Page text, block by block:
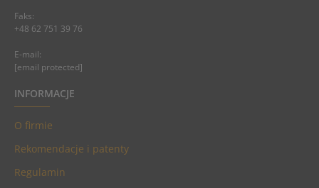
Faks:
+48 62 751 39 76
E-mail:
[email protected]
INFORMACJE
O firmie
Rekomendacje i patenty
Regulamin